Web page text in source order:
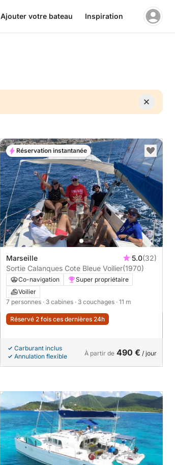
Ajouter votre bateau Inspiration
Marseille 5.0(32)
Sortie Calanques Cote Bleue Voilier(1970)
Co-navigation
Super propriétaire
Voilier
7 personnes · 3 cabines · 3 couchages · 11 m
Réservé 2 fois ces dernières 24h
Carburant inclus
Annulation flexible
À partir de 490 € / jour
Réservation instantanée